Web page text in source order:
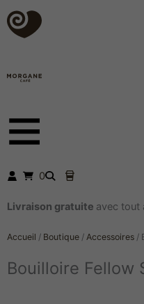
Aller
au
contenu
0
Livraison gratuite avec tout
Accueil / Boutique / Accessoires /
Bouilloire Fellow